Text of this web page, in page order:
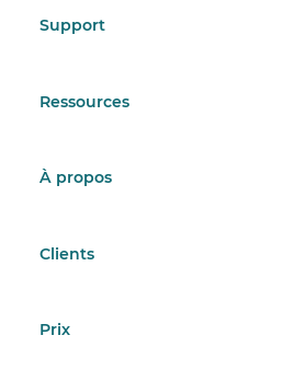
Support
Ressources
À propos
Clients
Prix